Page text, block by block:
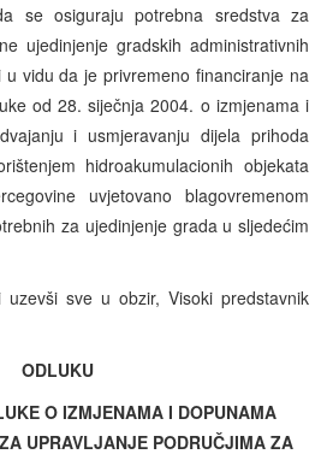
se osiguraju potrebna sredstva za
ujedinjenje gradskih administrativnih
vidu da je privremeno financiranje na
od 28. siječnja 2004. o izmjenama i
i usmjeravanju dijela prihoda
hidroakumulacionih objekata
uvjetovano blagovremenom
za ujedinjenje grada u sljedećim
sve u obzir, Visoki predstavnik
ODLUKU
O IZMJENAMA I DOPUNAMA
UPRAVLJANJE PODRUČJIMA ZA